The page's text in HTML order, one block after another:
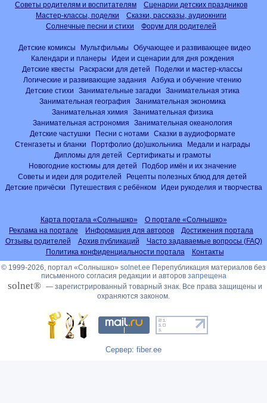
Советы родителям и воспитателям
Сценарии детских праздников
Мастер-классы, поделки
Сказки, рассказы, аудиокниги
Солнечные песни и стихи
Форум для родителей
Детские комиксы Мультфильмы
Обучающее и развивающее видео
Календари и планеры
Идеи и сценарии для дня рождения
Детские квесты
Раскраски для детей
Поделки и мастер-классы
Логические и развивающие задания
Азбука и обучение чтению
Детские стихи
Занимательные загадки
Занимательная этика
Занимательная география
Занимательная экономика
Занимательная химия
Занимательная физика
Занимательная астрономия
Занимательная океанология
Детские частушки
Песни с нотами
Сказки в аудиоформате
Стенгазеты и бланки
Портфолио (до)школьника
Медали и награды
Дипломы для детей
Сертификаты и грамоты
Новогодние костюмы для детей
Подбор имён и их значение
Советы и идеи для родителей
Рецепты полезных блюд для детей
Детские причёски
Путешествия с ребёнком Идеи рукоделия и творчества
Карта портала «Солнышко»
О портале «Солнышко»
Реклама на портале
Информация для авторов
Достижения портала
Отзывы родителей
Архив публикаций
Часто задаваемые вопросы (FAQ)
Политика конфиденциальности портала
Контакты
© 1999-2026, портал «Солнышко» solnet.ee Перепубликация материалов без
письменного согласия редакции и авторов запрещена
solnet® — зарегистрированный товарный знак. Все права защищены и
охраняются законом.
Сервер: fiber.ee